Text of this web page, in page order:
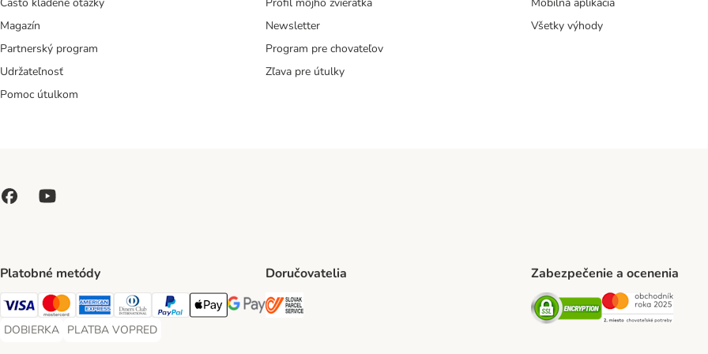
Magazín
Partnerský program
Udržateľnosť
Pomoc útulkom
Newsletter
Program pre chovateľov
Zľava pre útulky
Všetky výhody
Platobné metódy
Visa Payment Method
Mastercard Payment Method
American Express Payment Method
Diners Club Payment Method
PayPal Payment Method
Apple Pay Payment Method
Google Pay Payment Method
DOBIERKA
DOBIERKA Payment Method
PLATBA VOPRED
PLATBA VOPRED Payment Method
Doručovatelia Zabezpečenie a ocenenia
Security